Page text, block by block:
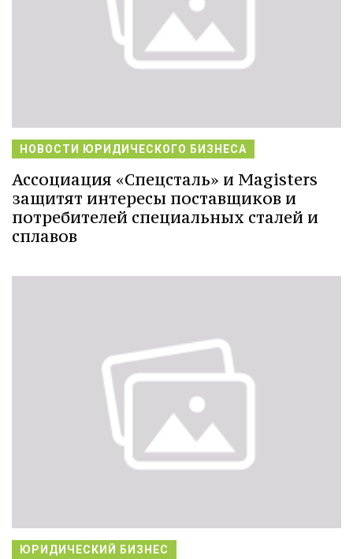
НОВОСТИ ЮРИДИЧЕСКОГО БИЗНЕСА
Ассоциация «Спецсталь» и Magisters
защитят интересы поставщиков и
потребителей специальных сталей и
сплавов
ЮРИДИЧЕСКИЙ БИЗНЕС